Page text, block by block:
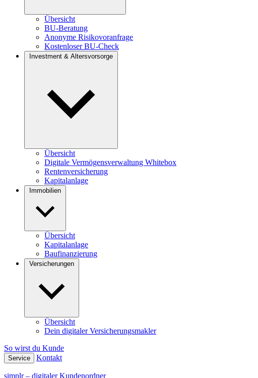
Übersicht
BU-Beratung
Anonyme Risikovoranfrage
Kostenloser BU-Check
Investment & Altersvorsorge
Übersicht
Digitale Vermögensverwaltung Whitebox
Rentenversicherung
Kapitalanlage
Immobilien
Übersicht
Kapitalanlage
Baufinanzierung
Versicherungen
Übersicht
Dein digitaler Versicherungsmakler
So wirst du Kunde
Service Kontakt
simplr – digitaler Kundenordner